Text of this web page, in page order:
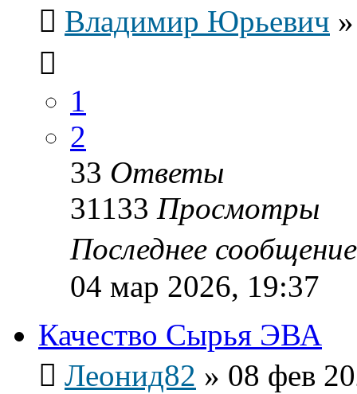
Владимир Юрьевич
1
2
33 Ответы
31133 Просмотры
Последнее
04 мар 2026, 19:37
Качество Сырья ЭВА
Леонид82 » 08 фев